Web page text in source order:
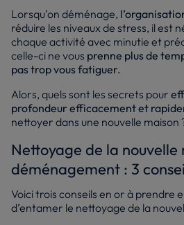
Lorsqu’on déménage,
réduire les niveaux de stress, il est
chaque activité avec minutie et
celle-ci ne vous prenne plus de
pas trop vous fatiguer.
Alors, quels sont les secrets pour
profondeur efficacement et
nettoyer dans une nouvelle maison
Nettoyage de la nouvelle
déménagement : 3
Voici trois conseils en or à prendre
d’entamer le nettoyage de la